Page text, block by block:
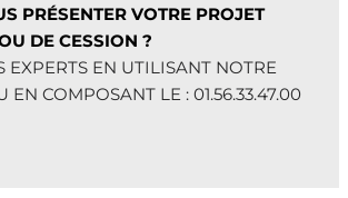
PRÉSENTER VOTRE PROJET
DE CESSION ?
EXPERTS EN UTILISANT NOTRE
EN COMPOSANT LE : 01.56.33.47.00